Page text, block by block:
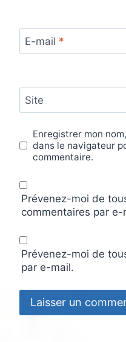
E-mail *
Site
Enregistrer mon
dans le navigateur
commentaire.
Prévenez-moi de
commentaires par e-
Prévenez-moi de
par e-mail.